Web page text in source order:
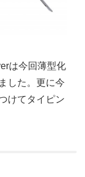
は今回薄型化
した。更に今
けてタイピン